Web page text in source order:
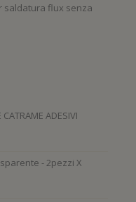
saldatura flux senza
ADESIVI
- 2pezzi X